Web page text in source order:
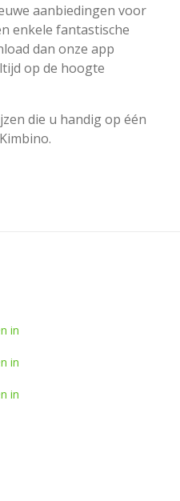
aanbiedingen voor
enkele fantastische
dan onze app
op de hoogte
die u handig op één
in
in
in